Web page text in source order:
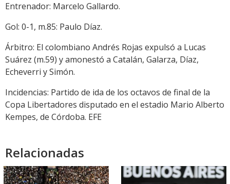
Entrenador: Marcelo Gallardo.
Gol: 0-1, m.85: Paulo Díaz.
Árbitro: El colombiano Andrés Rojas expulsó a Lucas
Suárez (m.59) y amonestó a Catalán, Galarza, Díaz,
Echeverri y Simón.
Incidencias: Partido de ida de los octavos de final de la
Copa Libertadores disputado en el estadio Mario Alberto
Kempes, de Córdoba. EFE
Relacionadas